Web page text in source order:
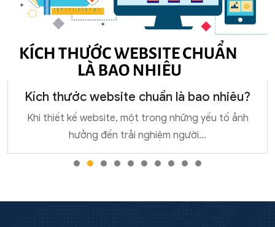
Kích thước website chuẩn là bao nhiêu?
Khi thiết kế website, một trong những yếu tố ảnh
hưởng đến trải nghiệm người…